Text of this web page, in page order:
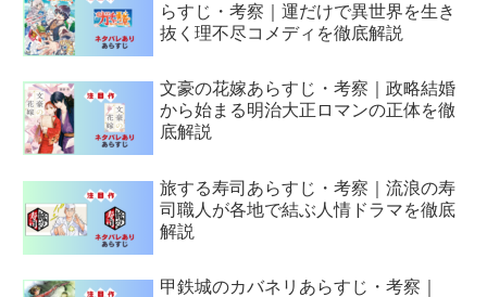
らすじ・考察｜運だけで異世界を生き
抜く理不尽コメディを徹底解説
文豪の花嫁あらすじ・考察｜政略結婚
から始まる明治大正ロマンの正体を徹
底解説
旅する寿司あらすじ・考察｜流浪の寿
司職人が各地で結ぶ人情ドラマを徹底
解説
甲鉄城のカバネリあらすじ・考察｜